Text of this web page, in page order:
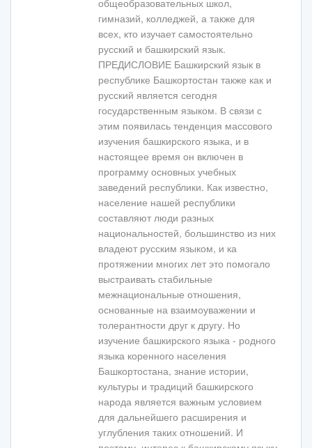
общеобразовательных школ,
гимназий, колледжей, а также для
всех, кто изучает самостоятельно
русский и башкирский язык.
ПРЕДИСЛОВИЕ Башкирский язык в
республике Башкортостан также как и
русский является сегодня
государственным языком. В связи с
этим появилась тенденция массового
изучения башкирского языка, и в
настоящее время он включен в
программу основных учебных
заведений республики. Как известно,
население нашей республики
составляют люди разных
национальностей, большинство из них
владеют русским языком, и ка
протяжении многих лет это помогало
выстраивать стабильные
межнациональные отношения,
основанные на взаимоуважении и
толерантности друг к другу. Но
изучение башкирского языка - родного
языка коренного населения
Башкортостана, знание истории,
культуры и традиций башкирского
народа является важным условием
для дальнейшего расширения и
углубления таких отношений. И